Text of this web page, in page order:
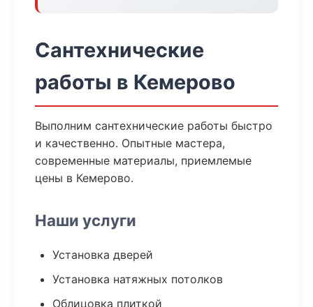
Сантехнические
работы в Кемерово
Выполним сантехнические работы быстро
и качественно. Опытные мастера,
современные материалы, приемлемые
цены в Кемерово.
Наши услуги
Установка дверей
Установка натяжных потолков
Облицовка плиткой